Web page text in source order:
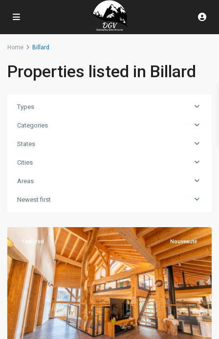
Home Billard
Properties listed in Billard
Types
Categories
States
Cities
Areas
Newest first
Featured Nouveauté